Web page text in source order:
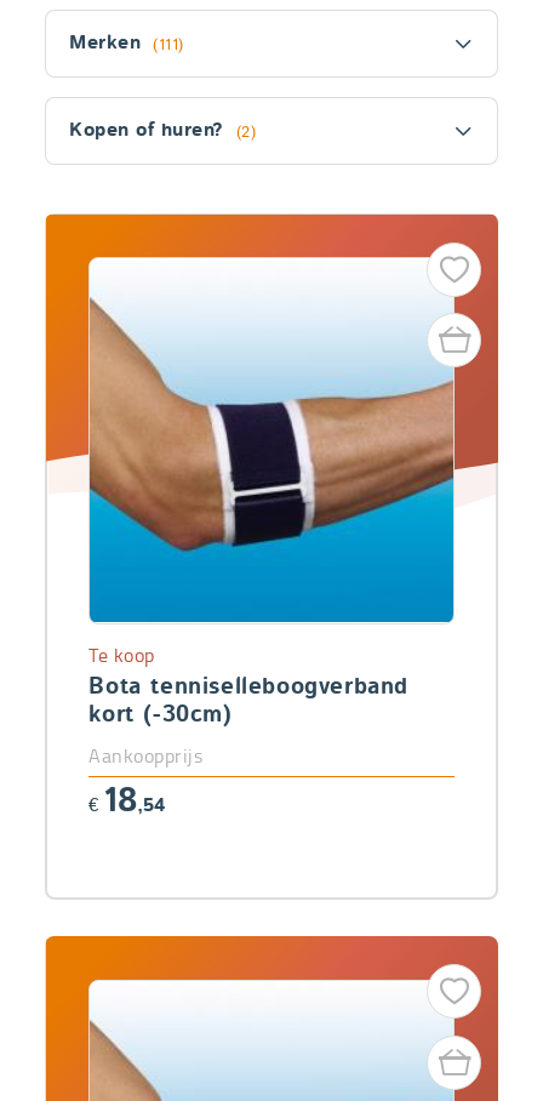
section
Filter
Merken (111)
Kopen of huren? (2)
Producten
Bota tenniselleboogverband
kort (-30cm)
Te koop
Aankoopprijs
€ 18,54